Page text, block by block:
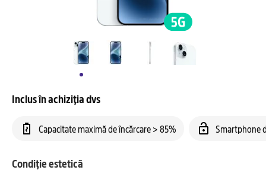
Inclus în achiziția dvs
Capacitate maximă de încărcare > 85% Smartphone
Condiție estetică